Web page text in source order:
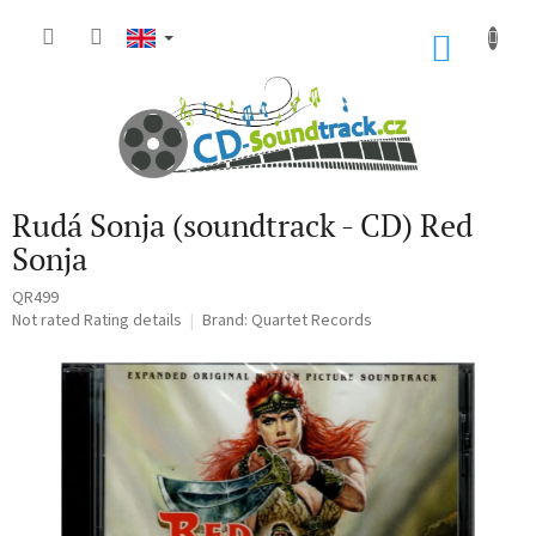
Rudá Sonja (soundtrack - CD) Red
Sonja
QR499
The
product
Not rated Rating details Brand: Quartet Records